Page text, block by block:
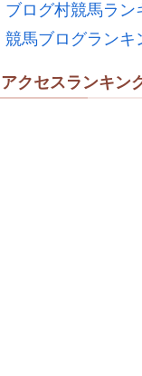
ブログ村競馬ラン
競馬ブログランキ
アクセスランキン